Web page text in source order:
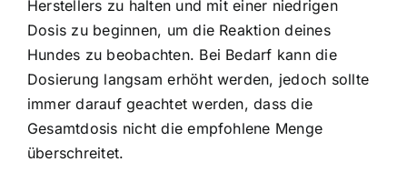
Herstellers zu halten und mit einer niedrigen
Dosis zu beginnen, um die Reaktion deines
Hundes zu beobachten. Bei Bedarf kann die
Dosierung langsam erhöht werden, jedoch sollte
immer darauf geachtet werden, dass die
Gesamtdosis nicht die empfohlene Menge
überschreitet.